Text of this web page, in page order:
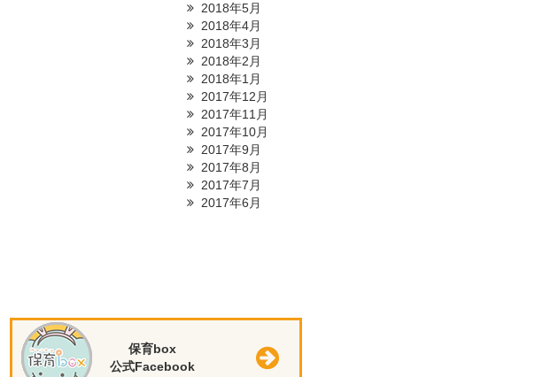
2018年5月
2018年4月
2018年3月
2018年2月
2018年1月
2017年12月
2017年11月
2017年10月
2017年9月
2017年8月
2017年7月
2017年6月
保育box
公式Facebook